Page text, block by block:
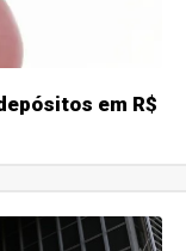
em R$